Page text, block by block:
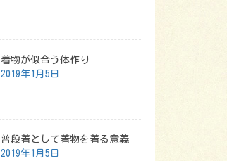
着物が似合う体作り
2019年1月5日
普段着として着物を着る意義
2019年1月5日